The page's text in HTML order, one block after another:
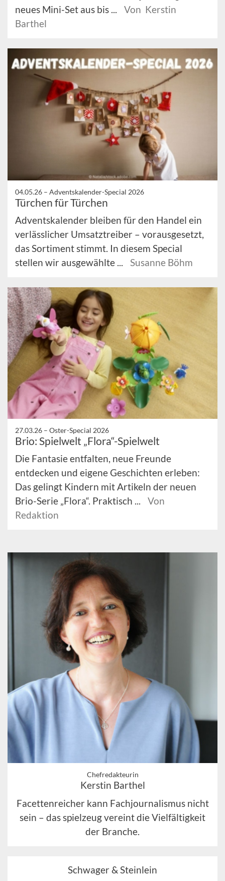
neues Mini-Set aus bis ...
Von Kerstin
Barthel
04.05.26 – Adventskalender-Special 2026
Türchen für Türchen
Adventskalender bleiben für den Handel ein
verlässlicher Umsatztreiber – vorausgesetzt,
das Sortiment stimmt. In diesem Special
stellen wir ausgewählte ...
Susanne Böhm
27.03.26 – Oster-Special 2026
Brio: Spielwelt „Flora“-Spielwelt
Die Fantasie entfalten, neue Freunde
entdecken und eigene Geschichten erleben:
Das gelingt Kindern mit Artikeln der neuen
Brio-Serie „Flora“. Praktisch ...
Von
Redaktion
Chefredakteurin
Kerstin Barthel
Facettenreicher kann Fachjournalismus nicht
sein – das spielzeug vereint die Vielfältigkeit
der Branche.
Schwager & Steinlein